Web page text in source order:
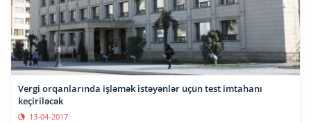
Vergi orqanlarında işləmək istəyənlər üçün tеst imtаhаnı
keçiriləcək
13-04-2017